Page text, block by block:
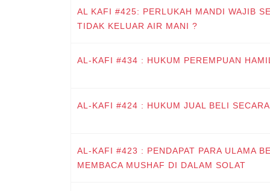
AL KAFI #425: PERLUKAH MANDI WAJIB
TIDAK KELUAR AIR MANI ?
AL-KAFI #434 : HUKUM PEREMPUAN
AL-KAFI #424 : HUKUM JUAL BELI
AL-KAFI #423 : PENDAPAT PARA ULAMA
MEMBACA MUSHAF DI DALAM SOLAT